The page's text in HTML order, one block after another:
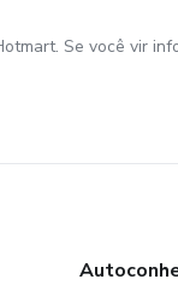
Se você vir